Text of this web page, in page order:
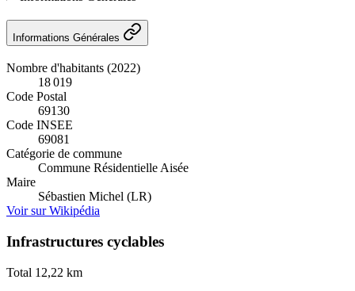
Informations Générales
Nombre d'habitants (2022)
18 019
Code Postal
69130
Code INSEE
69081
Catégorie de commune
Commune Résidentielle Aisée
Maire
Sébastien Michel (LR)
Voir sur Wikipédia
Infrastructures cyclables
Total 12,22 km